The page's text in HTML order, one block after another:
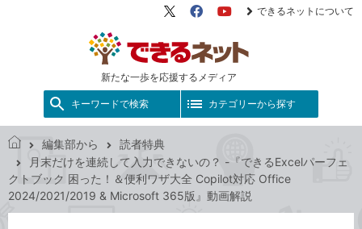
新たな一歩を応援するメディア
X（旧
FacebookYouTube
できるネットについて
キーワードで検索 カテゴリーから探す
で
き
る
編集部から
読者特典
月末だけを連続して入力できないの？ -『できるExcelパーフェ
クトブック 困った！＆便利ワザ大全 Copilot対応 Office
2024/2021/2019 & Microsoft 365版』動画解説